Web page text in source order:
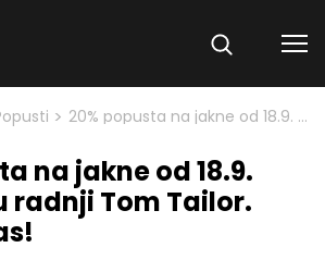
> 20% popusta na jakne od 18.9. -1.10.2019. u radnji Tom Tailor. Čekamo vas!
na jakne od 18.9.
radnji Tom Tailor.